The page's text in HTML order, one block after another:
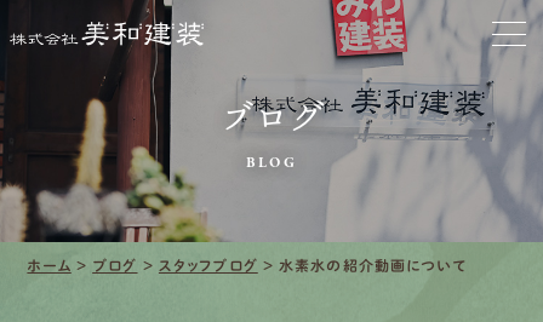
お家をきれいに
会社をきれいに
クリーニング
施工事例
ブログ
BLOG
ホーム > ブログ > スタッフブログ > 水素水の紹介動画について